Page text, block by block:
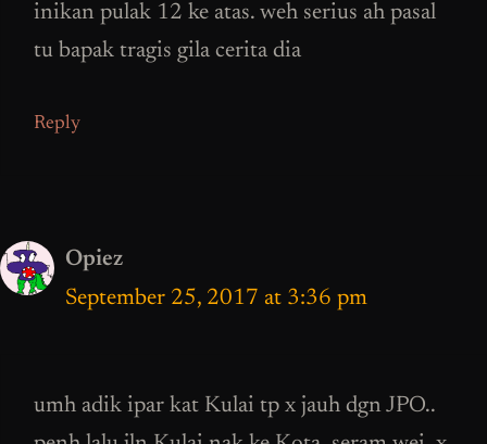
inikan pulak 12 ke atas. weh serius ah pasal
tu bapak tragis gila cerita dia
Reply
Opiez
September 25, 2017 at 3:36 pm
umh adik ipar kat Kulai tp x jauh dgn JPO..